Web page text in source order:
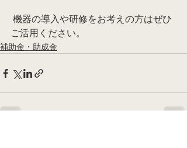
ご活用ください。
補助金・助成金